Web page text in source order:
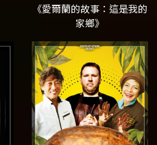
《愛爾蘭的故事：這是我的
家鄉》